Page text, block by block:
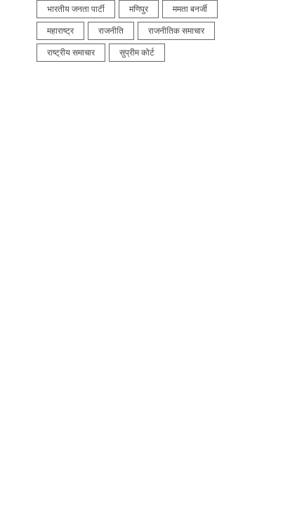
भारतीय जनता पार्टी मणिपुर ममता बनर्जी
महाराष्ट्र राजनीति राजनीतिक समाचार
राष्ट्रीय समाचार सुप्रीम कोर्ट